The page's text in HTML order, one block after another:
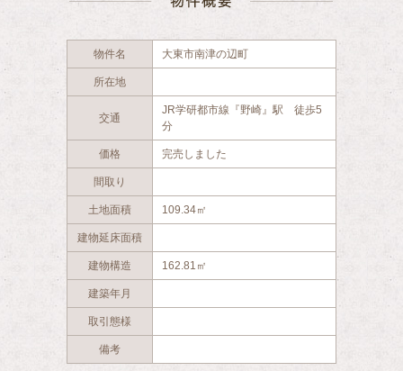
物件名 大東市南津の辺町
所在地
交通
JR学研都市線『野崎』駅 徒歩5
分
価格 完売しました
間取り
土地面積 109.34㎡
建物延床面積
建物構造 162.81㎡
建築年月
取引態様
備考